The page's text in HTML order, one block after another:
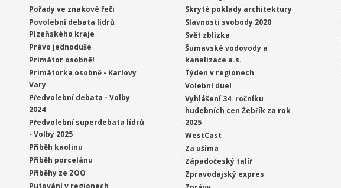
Pořady ve znakové řeči
Povolební debata lídrů
Plzeňského kraje
Právo jednoduše
Primátor osobně!
Primátorka osobně - Karlovy
Vary
Předvolební debata - Volby
2024
Předvolební superdebata lídrů
- Volby 2025
Příběh kaolinu
Příběh porcelánu
Příběhy ze ZOO
Skryté poklady architektury
Slavnosti svobody 2020
Svět zblízka
Šumavské vodovody a
kanalizace a.s.
Týden v regionech
Volební duel
Vyhlášení 34. ročníku
hudebních cen Žebřík za rok
2025
WestCast
Za ušima
Západočeský talíř
Zpravodajský expres